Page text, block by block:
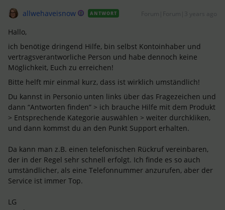
allwehaveisnow ANTWORT
Hallo,
ich benötige dringend Hilfe, bin selbst Kontoinhaber und
vertragsverantworliche Person und habe dennoch keine
Möglichkeit, Euch zu erreichen!
Bitte helft mir einmal kurz, dass ist wirklich umständlich!
Du kannst in Personio unten links über das Fragezeichen und
dann “Antworten finden” > ich brauche Hilfe mit dem Produkt
> Entsprechende Kategorie auswählen > weiter durchkliken,
und dann kommst du an den Punkt Support erhalten.
Da kann man z.B. einen telefonischen Rückruf vereinbaren,
der in der Regel sehr schnell erfolgt. Ich finde es so auch
umständlicher, als eine Telefonnummer anzurufen, aber der
Service ist immer Top.
LG